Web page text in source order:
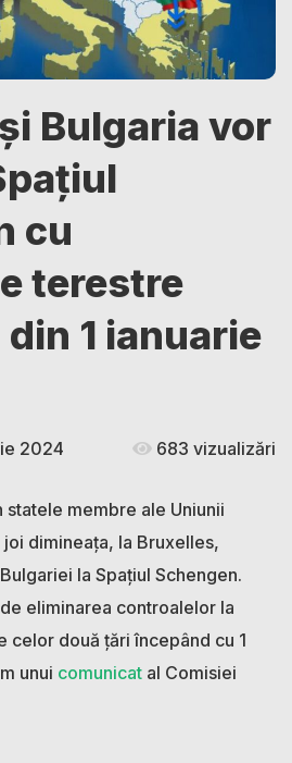
Bulgaria vor
cu
terestre
1 ianuarie
2024 683 vizualizări
membre ale Uniunii
dimineața, la Bruxelles,
la Spațiul Schengen.
eliminarea controalelor la
două țări începând cu 1
unui comunicat al Comisiei